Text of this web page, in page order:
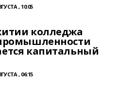
, 10:05
колледжа
капитальный
, 06:15